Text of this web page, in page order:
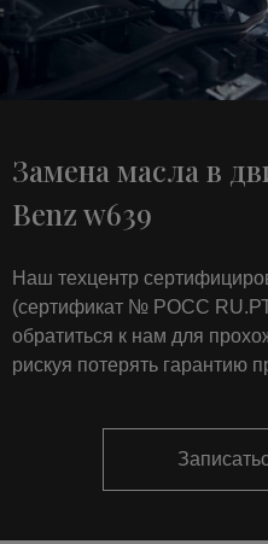
Замена масла в
Benz w639
Наш техцентр
(сертификат № РОСС
обратиться к нам для
рискуя потерять гарантию